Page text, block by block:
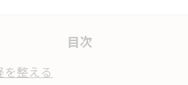
目次
を整える